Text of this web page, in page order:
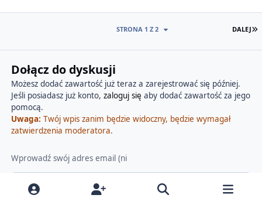
DALEJ
STRONA 1 Z 2
Dołącz do dyskusji
Możesz dodać zawartość już teraz a zarejestrować się później.
Jeśli posiadasz już konto, zaloguj się aby dodać zawartość za jego
pomocą.
Uwaga: Twój wpis zanim będzie widoczny, będzie wymagał
zatwierdzenia moderatora.
Dodaj odpowiedź do tematu...